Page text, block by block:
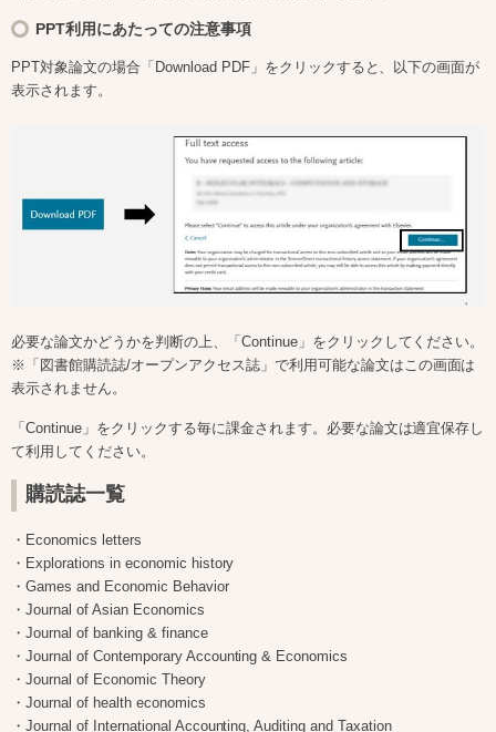
PPT利用にあたっての注意事項
PPT対象論文の場合「Download PDF」をクリックすると、以下の画面が
表示されます。
必要な論文かどうかを判断の上、「Continue」をクリックしてください。
※「図書館購読誌/オープンアクセス誌」で利用可能な論文はこの画面は
表示されません。
「Continue」をクリックする毎に課金されます。必要な論文は適宜保存し
て利用してください。
購読誌一覧
・Economics letters
・Explorations in economic history
・Games and Economic Behavior
・Journal of Asian Economics
・Journal of banking & finance
・Journal of Contemporary Accounting & Economics
・Journal of Economic Theory
・Journal of health economics
・Journal of International Accounting, Auditing and Taxation